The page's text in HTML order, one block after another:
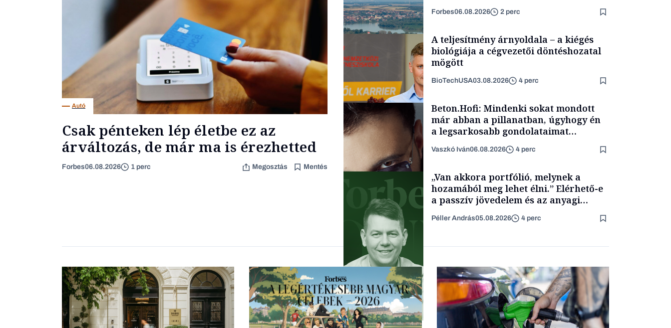
Autó
Csak pénteken lép életbe ez az
árváltozás, de már ma is érezhetted
Forbes06.08.2026 1 perc Megosztás Mentés
Forbes06.08.2026 2 perc
A teljesítmény árnyoldala – a kiégés
biológiája a cégvezetői döntéshozatal
mögött
BioTechUSA03.08.2026 4 perc
Forbes-sztori
Beton.Hofi: Mindenki sokat mondott
már abban a pillanatban, úgyhogy én
a legsarkosabb gondolataimat
Vaszkó Iván06.08.2026 4 perc
Podcast
„Van akkora portfólió, melynek a
hozamából meg lehet élni.” Elérhető-e
a passzív jövedelem és az anyagi
Péller András05.08.2026 4 perc